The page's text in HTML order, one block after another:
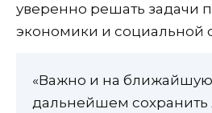
уверенно решать задачи
экономики и социальной
«Важно и на ближайшую
дальнейшем